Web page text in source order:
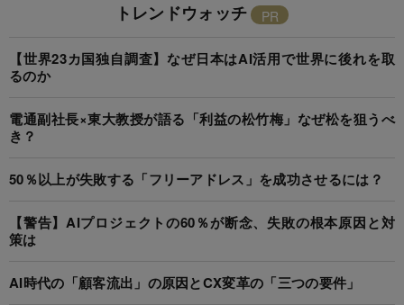
トレンドウォッチ
【世界23カ国独自調査】なぜ日本はAI活用で世界に後れを取
るのか
電通副社長×東大教授が語る「利益の松竹梅」なぜ松を狙うべ
き？
50％以上が失敗する「フリーアドレス」を成功させるには？
【警告】AIプロジェクトの60％が断念、失敗の根本原因と対
策は
AI時代の「顧客流出」の原因とCX変革の「三つの要件」